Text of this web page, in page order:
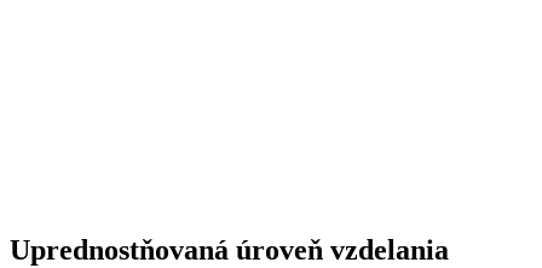
Uprednostňovaná úroveň vzdelania